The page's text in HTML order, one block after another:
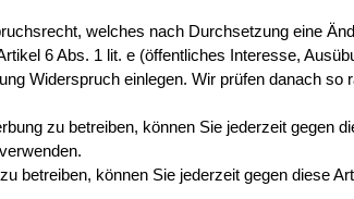
welches nach Durchsetzung eine
6 Abs. 1 lit. e (öffentliches Interesse,
Widerspruch einlegen. Wir prüfen danach
zu betreiben, können Sie jederzeit gegen
betreiben, können Sie jederzeit gegen diese